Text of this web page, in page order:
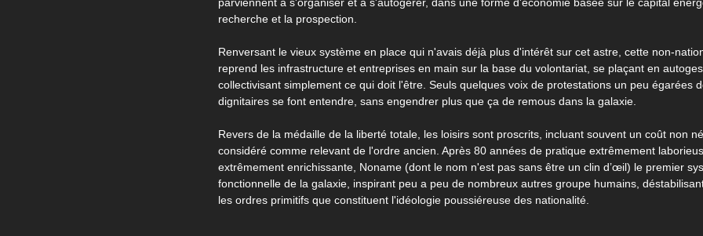
recherche et la prospection.
Renversant le vieux système en place qui n'avais déjà plus d'intérêt sur cet astre, cette non-
reprend les infrastructure et entreprises en main sur la base du volontariat, se plaçant en
collectivisant simplement ce qui doit l'être. Seuls quelques voix de protestations un peu égarées
dignitaires se font entendre, sans engendrer plus que ça de remous dans la galaxie.
Revers de la médaille de la liberté totale, les loisirs sont proscrits, incluant souvent un coût non
considéré comme relevant de l'ordre ancien. Après 80 années de pratique extrêmement
extrêmement enrichissante, Noname (dont le nom n'est pas sans être un clin d’œil) le premier
fonctionnelle de la galaxie, inspirant peu a peu de nombreux autres groupe humains,
les ordres primitifs que constituent l'idéologie poussiéreuse des nationalité.